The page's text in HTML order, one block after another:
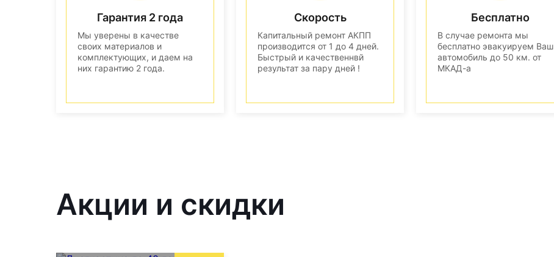
Гарантия 2 года
Мы уверены в качестве
своих материалов и
комплектующих, и даем на
них гарантию 2 года.
Скорость
Капитальный ремонт АКПП
производится от 1 до 4 дней.
Быстрый и качественнвй
результат за пару дней !
Бесплатно
В случае ремонта мы
бесплатно эвакуируем Ваш
автомобиль до 50 км. от
МКАД-а
Акции и скидки